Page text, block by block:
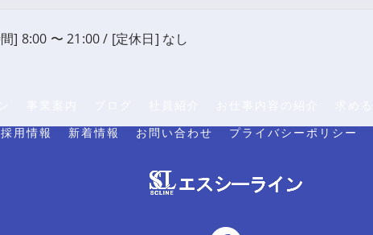
] 8:00 〜 21:00 / [定休日] なし
採用情報
新着情報 お問い合わせ プライバシーポリシー